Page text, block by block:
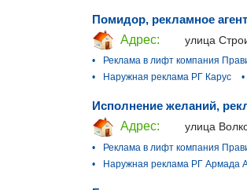
Помидор, рекламное
Адрес:
улица
•
Реклама в лифт компания
•
Наружная реклама РГ Карус •
Исполнение желаний,
Адрес:
улица
•
Реклама в лифт компания
•
Наружная реклама РГ Армада